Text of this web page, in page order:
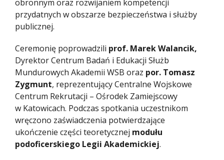
obronnym oraz rozwijaniem kompetencji
przydatnych w obszarze bezpieczeństwa i służby
publicznej.
Ceremonię poprowadzili prof. Marek Walancik,
Dyrektor Centrum Badań i Edukacji Służb
Mundurowych Akademii WSB oraz por. Tomasz
Zygmunt, reprezentujący Centralne Wojskowe
Centrum Rekrutacji – Ośrodek Zamiejscowy
w Katowicach. Podczas spotkania uczestnikom
wręczono zaświadczenia potwierdzające
ukończenie części teoretycznej modułu
podoficerskiego Legii Akademickiej.